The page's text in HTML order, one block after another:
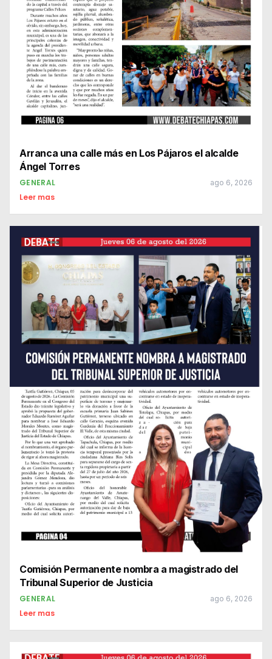
Arranca una calle más en Los Pájaros el alcalde
Ángel Torres
GENERAL ago 6, 2026
Leer mas
Comisión Permanente nombra a magistrado del
Tribunal Superior de Justicia
GENERAL ago 6, 2026
Leer mas